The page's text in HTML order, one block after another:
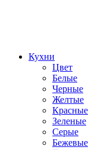
Кухни
Цвет
Белые
Черные
Желтые
Красные
Зеленые
Серые
Бежевые